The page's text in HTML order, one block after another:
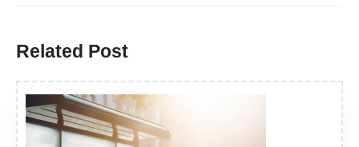
Related Post